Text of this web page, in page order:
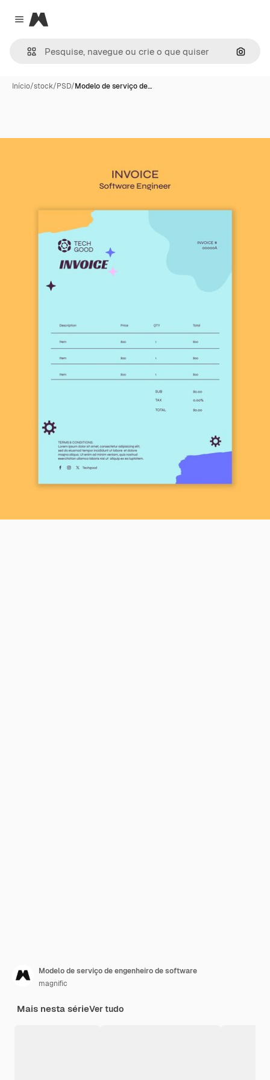
Close menu
Magnific
Início/stock/PSD/Modelo de serviço de…
Modelo de serviço de engenheiro de software
magnific
Mais nesta sérieVer tudo